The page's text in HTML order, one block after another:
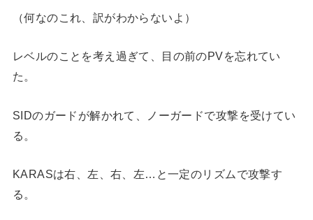
（何なのこれ、訳がわからないよ）
レベルのことを考え過ぎて、目の前のPVを忘れてい
た。
SIDのガードが解かれて、ノーガードで攻撃を受けてい
る。
KARASは右、左、右、左…と一定のリズムで攻撃す
る。